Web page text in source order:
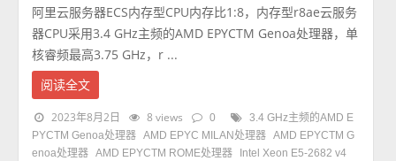
阿里云服务器ECS内存型CPU内存比1:8，内存型r8ae云服务
器CPU采用3.4 GHz主频的AMD EPYCTM Genoa处理器，单
核睿频最高3.75 GHz，r ...
阅读全文
2023年8月2日 8 views 0
3.4 GHz主频的AMD E
PYCTM Genoa处理器 AMD EPYC MILAN处理器 AMD EPYCTM G
enoa处理器 AMD EPYCTM ROME处理器
Intel Xeon E5-2682 v4